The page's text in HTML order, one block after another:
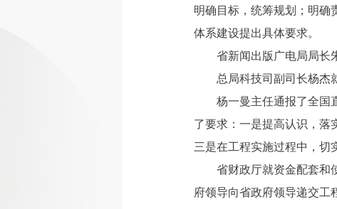
明确目标，统筹规划；明确
体系建设提出具体要求。
省新闻出版广电局局长
总局科技司副司长杨杰
杨一曼主任通报了全国
了要求：一是提高认识，落
三是在工程实施过程中，切
省财政厅就资金配套和
府领导向省政府领导递交工